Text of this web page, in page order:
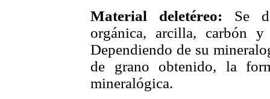
Material deletéreo: Se
orgánica, arcilla, carbón
Dependiendo de su
de grano obtenido, la
mineralógica.